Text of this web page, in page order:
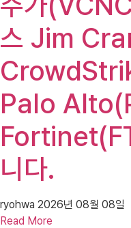
스 Jim
Palo
니다.
ryohwa 2026년 08월 08일
Read More